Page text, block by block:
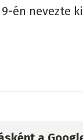
én nevezte